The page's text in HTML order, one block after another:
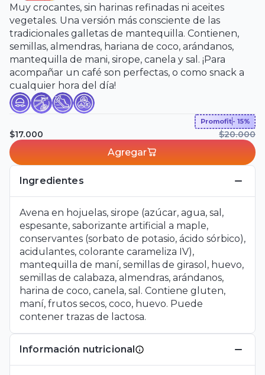
Muy crocantes, sin harinas refinadas ni aceites
vegetales. Una versión más consciente de las
tradicionales galletas de mantequilla. Contienen,
semillas, almendras, hariana de coco, arándanos,
mantequilla de mani, sirope, canela y sal. ¡Para
acompañar un café son perfectas, o como snack a
cualquier hora del día!
$17.000
Promofit- 15%
$20.000
Agregar
Ingredientes
Avena en hojuelas, sirope (azúcar, agua, sal,
espesante, saborizante artificial a maple,
conservantes (sorbato de potasio, ácido sórbico),
acidulantes, colorante carameliza IV),
mantequilla de maní, semillas de girasol, huevo,
semillas de calabaza, almendras, arándanos,
harina de coco, canela, sal. Contiene gluten,
maní, frutos secos, coco, huevo. Puede
contener trazas de lactosa.
Información nutricional